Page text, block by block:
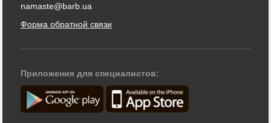
namaste@barb.ua
Форма обратной связи
Приложения для специалистов: